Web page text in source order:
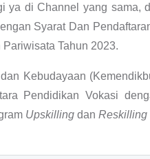
ya di Channel yang sama,
Syarat Dan
Tahun 2023.
Kebudayaan
Pendidikan Vokasi
Upskilling dan Reskilling